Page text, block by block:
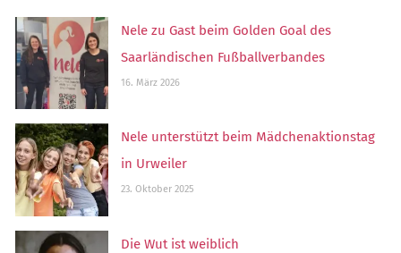
Nele zu Gast beim Golden Goal des
Saarländischen Fußballverbandes
16. März 2026
Nele unterstützt beim Mädchenaktionstag
in Urweiler
23. Oktober 2025
Die Wut ist weiblich